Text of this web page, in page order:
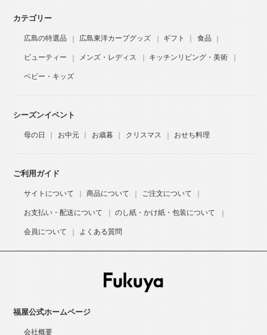
カテゴリー
広島の特選品 広島東洋カープグッズ ギフト 食品
ビューティー メンズ・レディス キッチンリビング・美術
ベビー・キッズ
シーズンイベント
母の日 お中元 お歳暮 クリスマス おせち料理
ご利用ガイド
サイトについて 商品について ご注文について
お支払い・配送について のし紙・かけ紙・包装について
会員について よくある質問
福屋公式ホームページ
会社概要